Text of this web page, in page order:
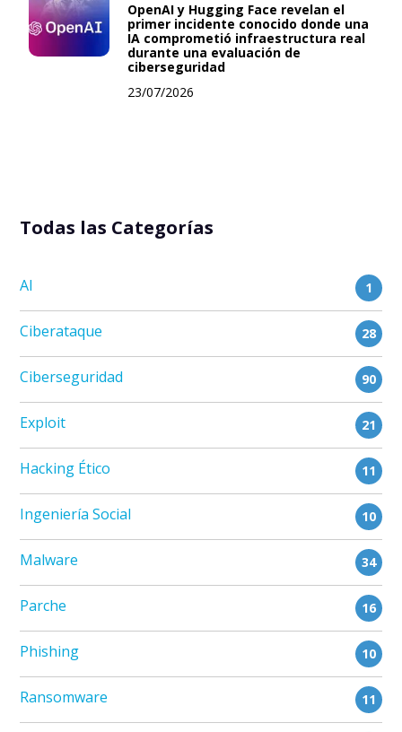
OpenAI y Hugging Face revelan el
primer incidente conocido donde una
IA comprometió infraestructura real
durante una evaluación de
ciberseguridad
23/07/2026
Todas las Categorías
AI 1
Ciberataque 28
Ciberseguridad 90
Exploit 21
Hacking Ético 11
Ingeniería Social 10
Malware 34
Parche 16
Phishing 10
Ransomware 11